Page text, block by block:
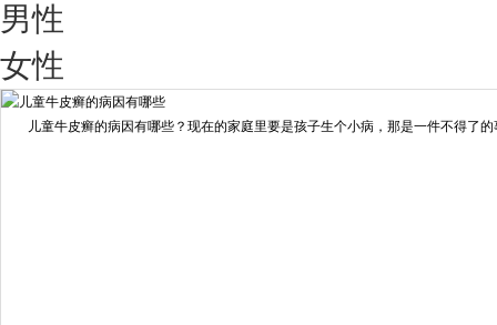
我要咨询
擅长： 王艳琼 门诊主任 专家介绍：毕业于川北医学院...
预约量
男性
女性
儿童牛皮癣的病因有哪些？现在的家庭里要是孩子生个小病，那是一件不得了的